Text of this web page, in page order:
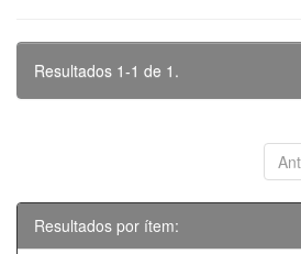
Resultados 1-1 de 1.
Resultados por ítem: